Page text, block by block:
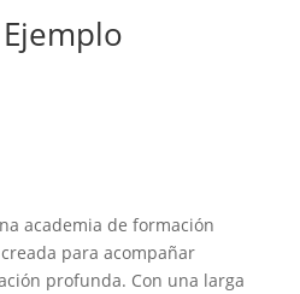
academia de formación
para acompañar
profunda. Con una larga